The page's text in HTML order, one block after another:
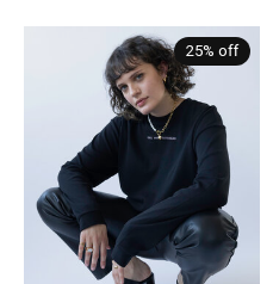
25% off